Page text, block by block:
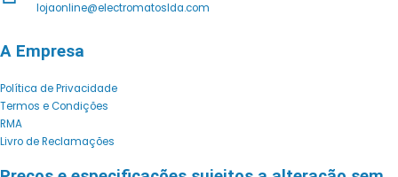
lojaonline@electromatoslda.com
A Empresa
Política de Privacidade
Termos e Condições
RMA
Livro de Reclamações